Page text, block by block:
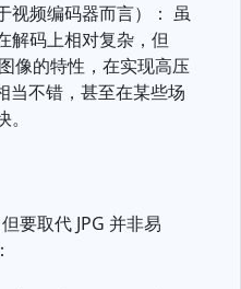
视频编码器而言）： 虽
解码上相对复杂，但
像的特性，在实现高压
当不错，甚至在某些场
要取代 JPG 并非易